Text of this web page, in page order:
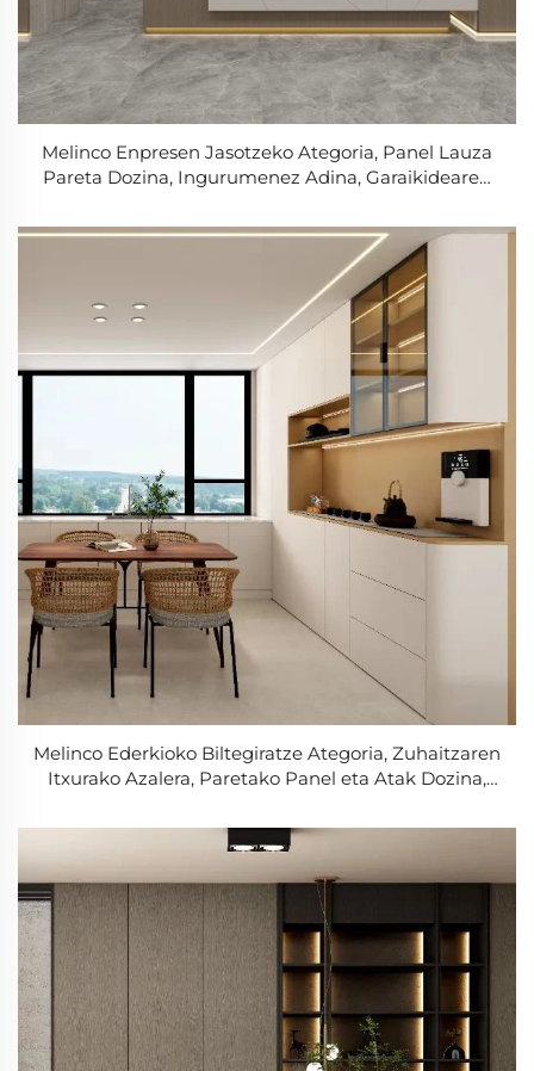
Melinco Enpresen Jasotzeko Ategoria, Panel Lauza
Pareta Dozina, Ingurumenez Adina, Garaikidearen
Melinco Ederkioko Biltegiratze Ategoria, Zuhaitzaren
Itxurako Azalera, Paretako Panel eta Atak Dozina,